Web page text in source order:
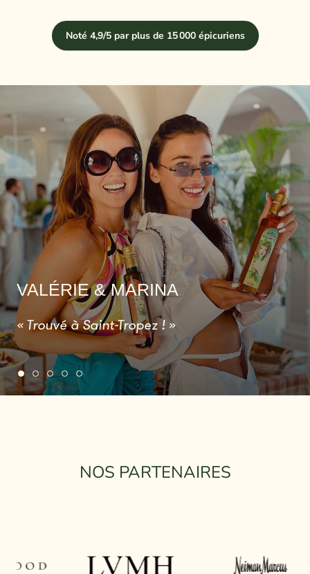
Noté 4,9/5 par plus de 15 000 épicuriens
VALÉRIE & MARINA
« Trouvé à Saint-Tropez ! »
NOS PARTENAIRES